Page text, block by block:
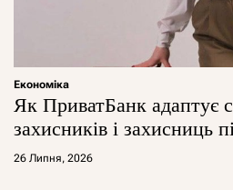
Економіка
Як ПриватБанк адаптує
захисників і захисниць
26 Липня, 2026